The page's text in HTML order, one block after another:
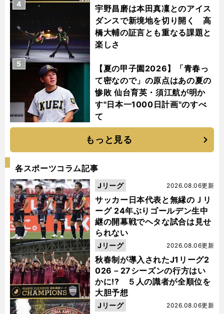
宇野昌磨は本田真凜とのアイス
ダンスで新境地を切り開く 高
橋大輔の証言とも重なる課題と
楽しさ
4
【夏の甲子園2026】「青春っ
て密なので」の原点はあの夏の
惨敗 仙台育英・須江航が明か
す"日本一1000日計画"のすべ
て
5
もっと見る
各スポーツコラム記事
サッカー日本代表と無縁のＪリ
ーグ 24年ぶりゴールデン生中
継の開幕戦でヘタな試合は見せ
られない
2026.08.06更新
Jリーグ
秋春制が導入されたJ1リーグ2
026－27シーズンの行方はい
かに!? ５人の識者が全順位を
大胆予想
2026.08.06更新
Jリーグ
2026.08.06更新
Jリーグ